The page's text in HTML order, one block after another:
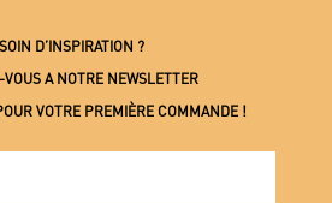
D’INSPIRATION ?
A NOTRE NEWSLETTER
VOTRE PREMIÈRE COMMANDE !